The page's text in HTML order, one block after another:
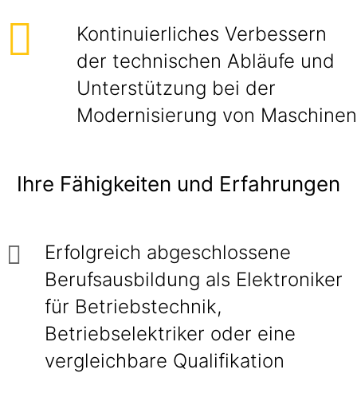
Kontinuierliches Verbessern
der technischen Abläufe und
Unterstützung bei der
Modernisierung von Maschinen
Ihre Fähigkeiten und Erfahrungen
Erfolgreich abgeschlossene
Berufsausbildung als Elektroniker
für Betriebstechnik,
Betriebselektriker oder eine
vergleichbare Qualifikation